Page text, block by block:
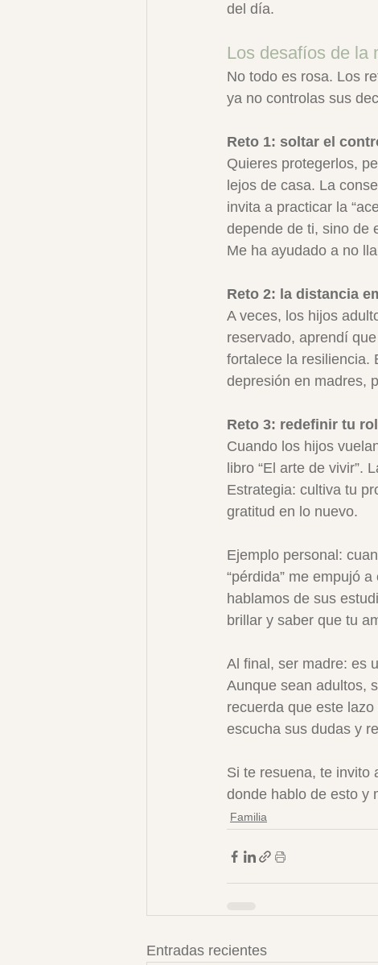
del día.
Los desafíos de la
No todo es rosa. Los
ya no controlas sus
Reto 1: soltar el
Quieres protegerlos,
lejos de casa. La
invita a practicar la
depende de ti, sino de
Me ha ayudado a no
Reto 2: la distancia
A veces, los hijos
reservado, aprendí
fortalece la resiliencia.
depresión en madres,
Reto 3: redefinir tu rol
Cuando los hijos
libro “El arte de vivir”.
Estrategia: cultiva tu
gratitud en lo nuevo.
Ejemplo personal:
“pérdida” me empujó
hablamos de sus
brillar y saber que tu
Al final, ser madre: es
Aunque sean adultos,
recuerda que este
escucha sus dudas y
Si te resuena, te invito
donde hablo de esto y
Familia
Entradas recientes